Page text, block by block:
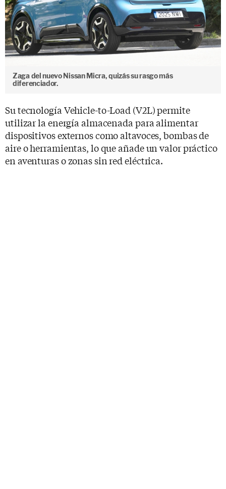
Zaga del nuevo Nissan Micra, quizás su rasgo más
diferenciador.
Su tecnología Vehicle-to-Load (V2L) permite
utilizar la energía almacenada para alimentar
dispositivos externos como altavoces, bombas de
aire o herramientas, lo que añade un valor práctico
en aventuras o zonas sin red eléctrica.